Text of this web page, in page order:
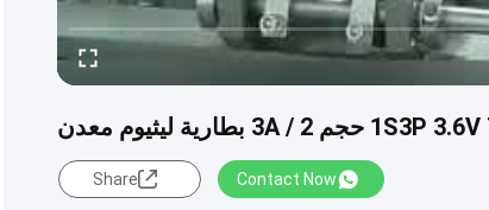
Contact Now
Share